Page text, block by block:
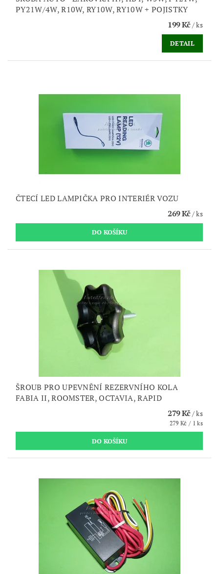
PY21W/4W, R10W, RY10W, RY10W + POJISTKY
199 Kč/ ks
DETAIL
ČTECÍ LED LAMPIČKA PRO INTERIÉR VOZU
269 Kč/ ks
ŠROUB PRO UPEVNĚNÍ REZERVNÍHO KOLA
FABIA II, ROOMSTER, OCTAVIA, RAPID
279 Kč/ ks
279 Kč / 1 ks